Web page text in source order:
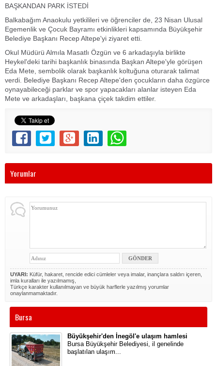
BAŞKANDAN PARK İSTEDİ
Balkabağım Anaokulu yetkilileri ve öğrenciler de, 23 Nisan Ulusal
Egemenlik ve Çocuk Bayramı etkinlikleri kapsamında Büyükşehir
Belediye Başkanı Recep Altepe'yi ziyaret etti.
Okul Müdürü Almıla Masatlı Özgün ve 6 arkadaşıyla birlikte
Heykel'deki tarihi başkanlık binasında Başkan Altepe'yle görüşen
Eda Mete, sembolik olarak başkanlık koltuğuna oturarak talimat
verdi. Belediye Başkanı Recep Altepe'den çocukların daha özgürce
oynayabileceği parklar ve spor yapacakları alanlar isteyen Eda
Mete ve arkadaşları, başkana çiçek takdim ettiler.
Yorumlar
UYARI: Küfür, hakaret, rencide edici cümleler veya imalar, inançlara saldırı içeren,
imla kuralları ile yazılmamış,
Türkçe karakter kullanılmayan ve büyük harflerle yazılmış yorumlar
onaylanmamaktadır.
Bursa
Büyükşehir'den İnegöl'e ulaşım hamlesi
​Bursa Büyükşehir Belediyesi, il genelinde
başlatılan ulaşım...